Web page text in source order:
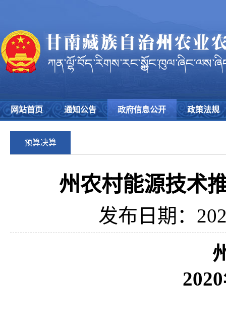
网站首页 通知公告 政府信息公开 政策法规
预算决算
州农村能源技术
发布日期：
2020